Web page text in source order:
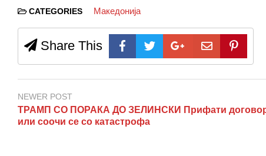
CATEGORIES Македонија
Share This
NEWER POST
ТРАМП СО ПОРАКА ДО ЗЕЛИНСКИ Прифати
или соочи се со катастрофа